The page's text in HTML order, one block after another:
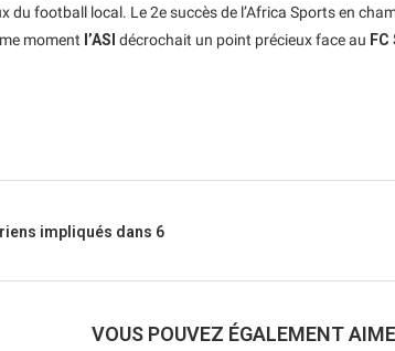
du football local. Le 2e succès de l’Africa Sports en
moment l’ASI décrochait un point précieux face au
impliqués dans 6
VOUS POUVEZ ÉGALEMENT